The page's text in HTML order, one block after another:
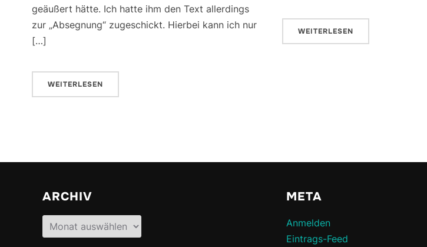
geäußert hätte. Ich hatte ihm den Text allerdings
zur „Absegnung“ zugeschickt. Hierbei kann ich nur
[…]
WEITERLESEN
WEITERLESEN
ARCHIV
Archiv
META
Anmelden
Eintrags-Feed